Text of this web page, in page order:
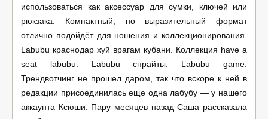
использоваться как аксессуар для сумки, ключей или
рюкзака. Компактный, но выразительный формат
отлично подойдёт для ношения и коллекционирования.
Labubu краснодар хуй врагам кубани. Коллекция have a
seat labubu. Labubu спрайты. Labubu game.
Трендвотчинг не прошел даром, так что вскоре к ней в
редакции присоединилась еще одна лабубу — у нашего
аккаунта Ксюши: Пару месяцев назад Саша рассказала